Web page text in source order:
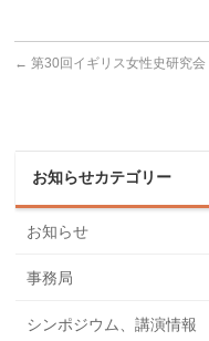
← 第30回イギリス女性史研究会
お知らせカテゴリー
お知らせ
事務局
シンポジウム、講演情報